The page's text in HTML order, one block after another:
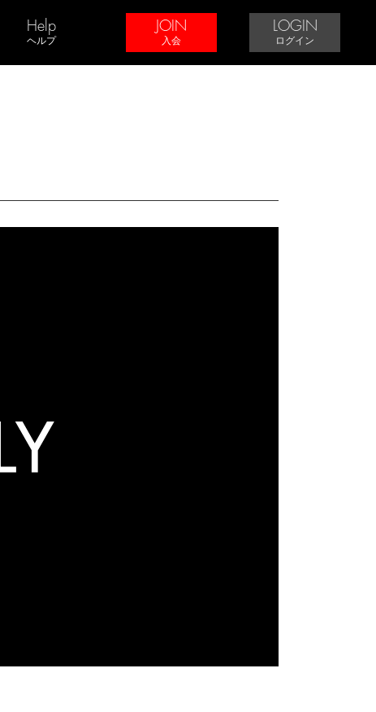
Help
ヘルプ
JOIN
入会
LOGIN
ログイン